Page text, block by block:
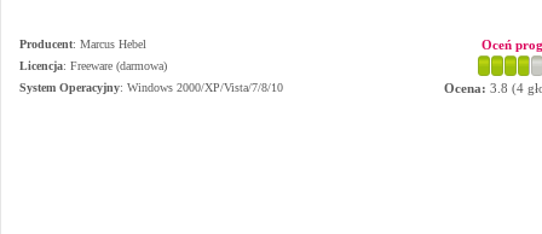
Producent: Marcus Hebel
Licencja: Freeware (darmowa)
System Operacyjny: Windows 2000/XP/Vista/7/8/10
Oceń
Ocena: 3.8 (4